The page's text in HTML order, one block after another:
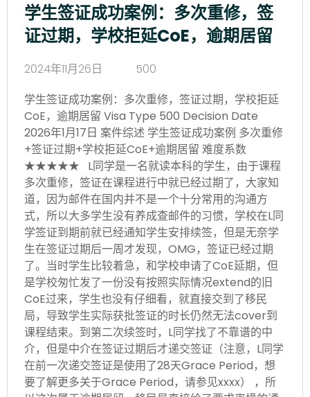
学生签证成功案例：多次重修，签
证过期，学校拒延CoE，逾期居留
2024年11月26日
500
学生签证成功案例：多次重修，签证过期，学校拒延
CoE，逾期居留 Visa Type 500 Decision Date
2026年1月17日 案件综述 学生签证成功案例 多次重修
+签证过期+学校拒延CoE+逾期居留 难度系数
★★★★★ L同学是一名就读本科的学生，由于课程
多次重修，签证在课程进行中就已经过期了，大家知
道，因为邮件在国内并不是一个十分常用的沟通方
式，所以大多学生没有养成查邮件的习惯，学校在L同
学签证到期前就已经通知学生安排续签，但是无奈学
生在签证过期后一周才发现，OMG，签证已经过期
了。当时学生比较着急，和学校申请了CoE延期，但
是学校匆忙发了一份没有按照实际情况extend的旧
CoE过来，学生也没有仔细看，就直接交到了移民
局，导致学生实际获批签证的时长仍然无法cover到
课程结束。到第二次续签时，L同学找了不靠谱的中
介，但是中介在签证过期后才递交签证（注意，L同学
在前一次递交签证是使用了28天Grace Period，想
要了解更多关于Grace Period，请参见xxxx） ，所